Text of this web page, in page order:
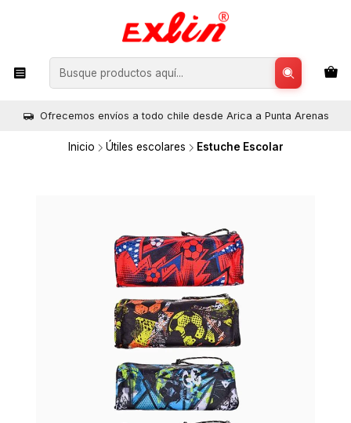
Ofrecemos envíos a todo chile desde Arica a Punta Arenas
Inicio Útiles escolares Estuche Escolar